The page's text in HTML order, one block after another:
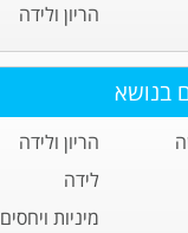
הריון ולידה
בנושא
הריון ולידה
לידה
מיניות ויחסים